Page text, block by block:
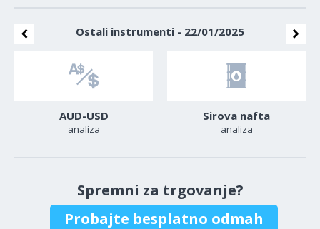
Ostali instrumenti - 22/01/2025
AUD-USD
analiza
Sirova nafta
analiza
Spremni za trgovanje?
Probajte besplatno odmah